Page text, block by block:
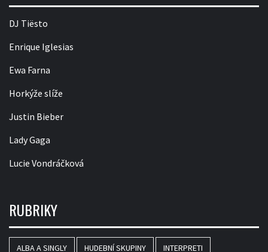
DJ Tiësto
Enrique Iglesias
Ewa Farna
Horkýže slíže
Justin Bieber
Lady Gaga
Lucie Vondráčková
RUBRIKY
ALBA A SINGLY HUDEBNÍ SKUPINY INTERPRETI